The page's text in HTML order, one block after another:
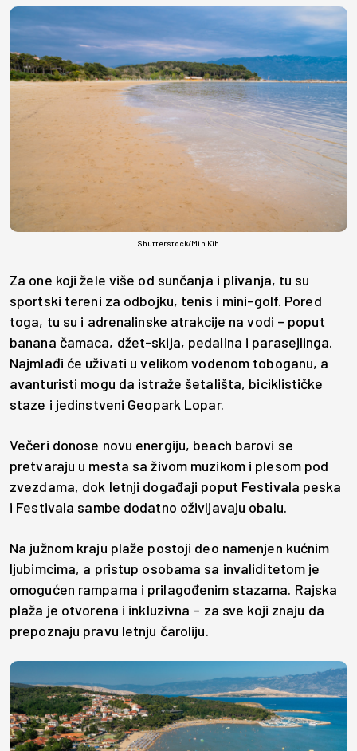
Shutterstock/Mih Kih
Za one koji žele više od sunčanja i plivanja, tu su
sportski tereni za odbojku, tenis i mini-golf. Pored
toga, tu su i adrenalinske atrakcije na vodi – poput
banana čamaca, džet-skija, pedalina i parasejlinga.
Najmlađi će uživati u velikom vodenom toboganu, a
avanturisti mogu da istraže šetališta, biciklističke
staze i jedinstveni Geopark Lopar.
Večeri donose novu energiju, beach barovi se
pretvaraju u mesta sa živom muzikom i plesom pod
zvezdama, dok letnji događaji poput Festivala peska
i Festivala sambe dodatno oživljavaju obalu.
Na južnom kraju plaže postoji deo namenjen kućnim
ljubimcima, a pristup osobama sa invaliditetom je
omogućen rampama i prilagođenim stazama. Rajska
plaža je otvorena i inkluzivna – za sve koji znaju da
prepoznaju pravu letnju čaroliju.